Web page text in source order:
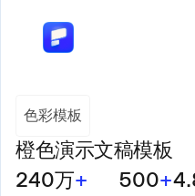
色彩模板
橙色演示文稿模板
240万+ 500+